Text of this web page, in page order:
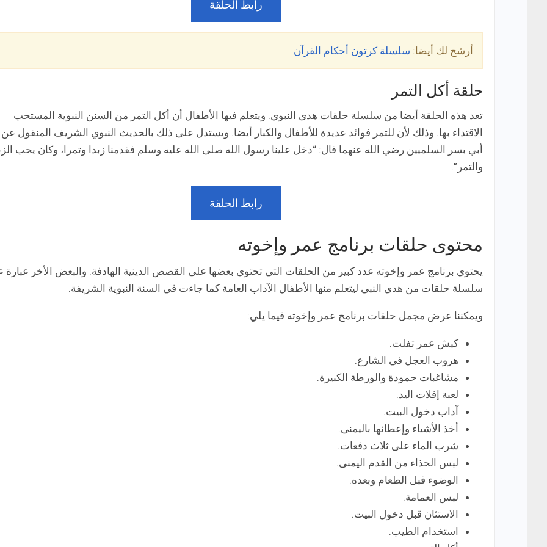
رابط الحلقة
أرشح لك أيضا: سلسلة كرتون أحكام القرآن
حلقة أكل التمر
تعد هذه الحلقة أيضا من سلسلة حلقات هدى النبوي. ويتعلم فيها الأطفال أن أكل التمر من السنن النبوية المستحب
الاقتداء بها. وذلك لأن للتمر فوائد عديدة للأطفال والكبار أيضا. ويستدل على ذلك بالحديث النبوي الشريف المنقول عن
أبي بسر السلميين رضي الله عنهما قال: “دخل علينا رسول الله صلى الله عليه وسلم فقدمنا زبدا وتمرا، وكان يحب
والتمر”.
رابط الحلقة
محتوى حلقات برنامج عمر وإخوته
يحتوي برنامج عمر وإخوته عدد كبير من الحلقات التي تحتوي بعضها على القصص الدينية الهادفة. والبعض الأخر
سلسلة حلقات من هدي النبي ليتعلم منها الأطفال الآداب العامة كما جاءت في السنة النبوية الشريفة.
ويمكننا عرض مجمل حلقات برنامج عمر وإخوته فيما يلي:
كبش عمر تفلت.
هروب العجل في الشارع.
مشاغبات حمودة والورطة الكبيرة.
لعبة إفلات اليد.
آداب دخول البيت.
أخذ الأشياء وإعطائها باليمنى.
شرب الماء على ثلاث دفعات.
لبس الحذاء من القدم اليمنى.
الوضوء قبل الطعام وبعده.
لبس العمامة.
الاستئان قبل دخول البيت.
استخدام الطيب.